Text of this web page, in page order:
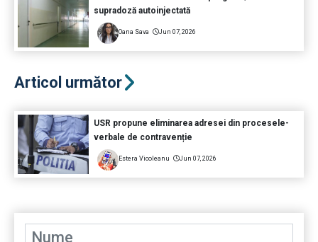
supradoză autoinjectată
Oana Sava Jun 07, 2026
Articol următor
USR propune eliminarea adresei din procesele-
verbale de contravenție
Estera Vicoleanu Jun 07, 2026